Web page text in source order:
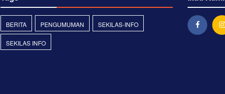
BERITA PENGUMUMAN SEKILAS-INFO
SEKILAS INFO